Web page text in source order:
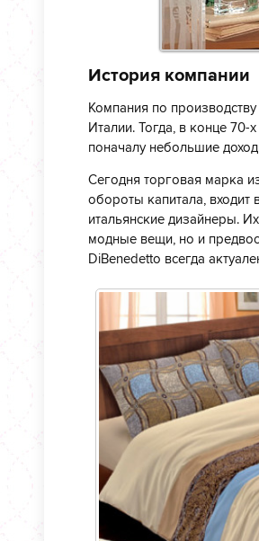
История компании
Компания по
Италии. Тогда, в конце
поначалу небольшие
Сегодня торговая марка
обороты капитала,
итальянские дизайнеры.
модные вещи, но и
DiBenedetto всегда